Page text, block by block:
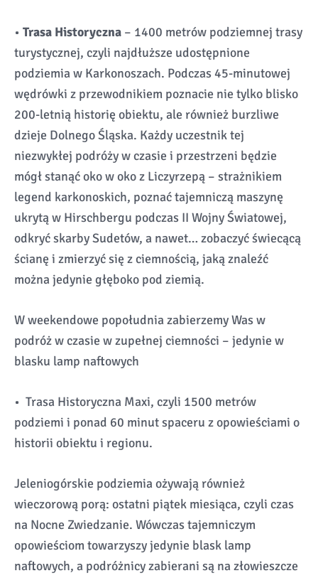
• Trasa Historyczna – 1400 metrów podziemnej trasy
turystycznej, czyli najdłuższe udostępnione
podziemia w Karkonoszach. Podczas 45-minutowej
wędrówki z przewodnikiem poznacie nie tylko blisko
200-letnią historię obiektu, ale również burzliwe
dzieje Dolnego Śląska. Każdy uczestnik tej
niezwykłej podróży w czasie i przestrzeni będzie
mógł stanąć oko w oko z Liczyrzepą – strażnikiem
legend karkonoskich, poznać tajemniczą maszynę
ukrytą w Hirschbergu podczas II Wojny Światowej,
odkryć skarby Sudetów, a nawet… zobaczyć świecącą
ścianę i zmierzyć się z ciemnością, jaką znaleźć
można jedynie głęboko pod ziemią.
W weekendowe popołudnia zabierzemy Was w
podróż w czasie w zupełnej ciemności – jedynie w
blasku lamp naftowych
• Trasa Historyczna Maxi, czyli 1500 metrów
podziemi i ponad 60 minut spaceru z opowieściami o
historii obiektu i regionu.
Jeleniogórskie podziemia ożywają również
wieczorową porą: ostatni piątek miesiąca, czyli czas
na Nocne Zwiedzanie. Wówczas tajemniczym
opowieściom towarzyszy jedynie blask lamp
naftowych, a podróżnicy zabierani są na złowieszcze